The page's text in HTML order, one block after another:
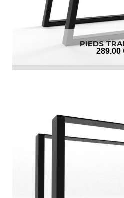
PIEDS
289.00